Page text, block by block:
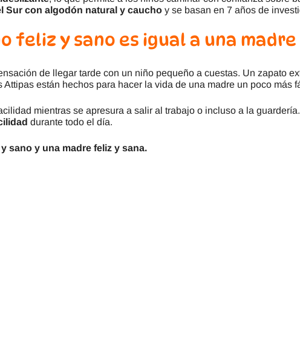
Sur con algodón natural y caucho y se basan en 7 años de
feliz y sano es igual a una
de llegar tarde con un niño pequeño a cuestas. Un zapato
están hechos para hacer la vida de una madre un poco más
mientras se apresura a salir al trabajo o incluso a la
durante todo el día.
sano y una madre feliz y sana.